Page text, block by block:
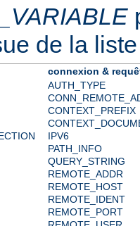
de la
connexion &
AUTH_TYPE
CONTEXT_PREFIX
IPV6
PATH_INFO
QUERY_STRING
REMOTE_ADDR
REMOTE_HOST
REMOTE_IDENT
REMOTE_PORT